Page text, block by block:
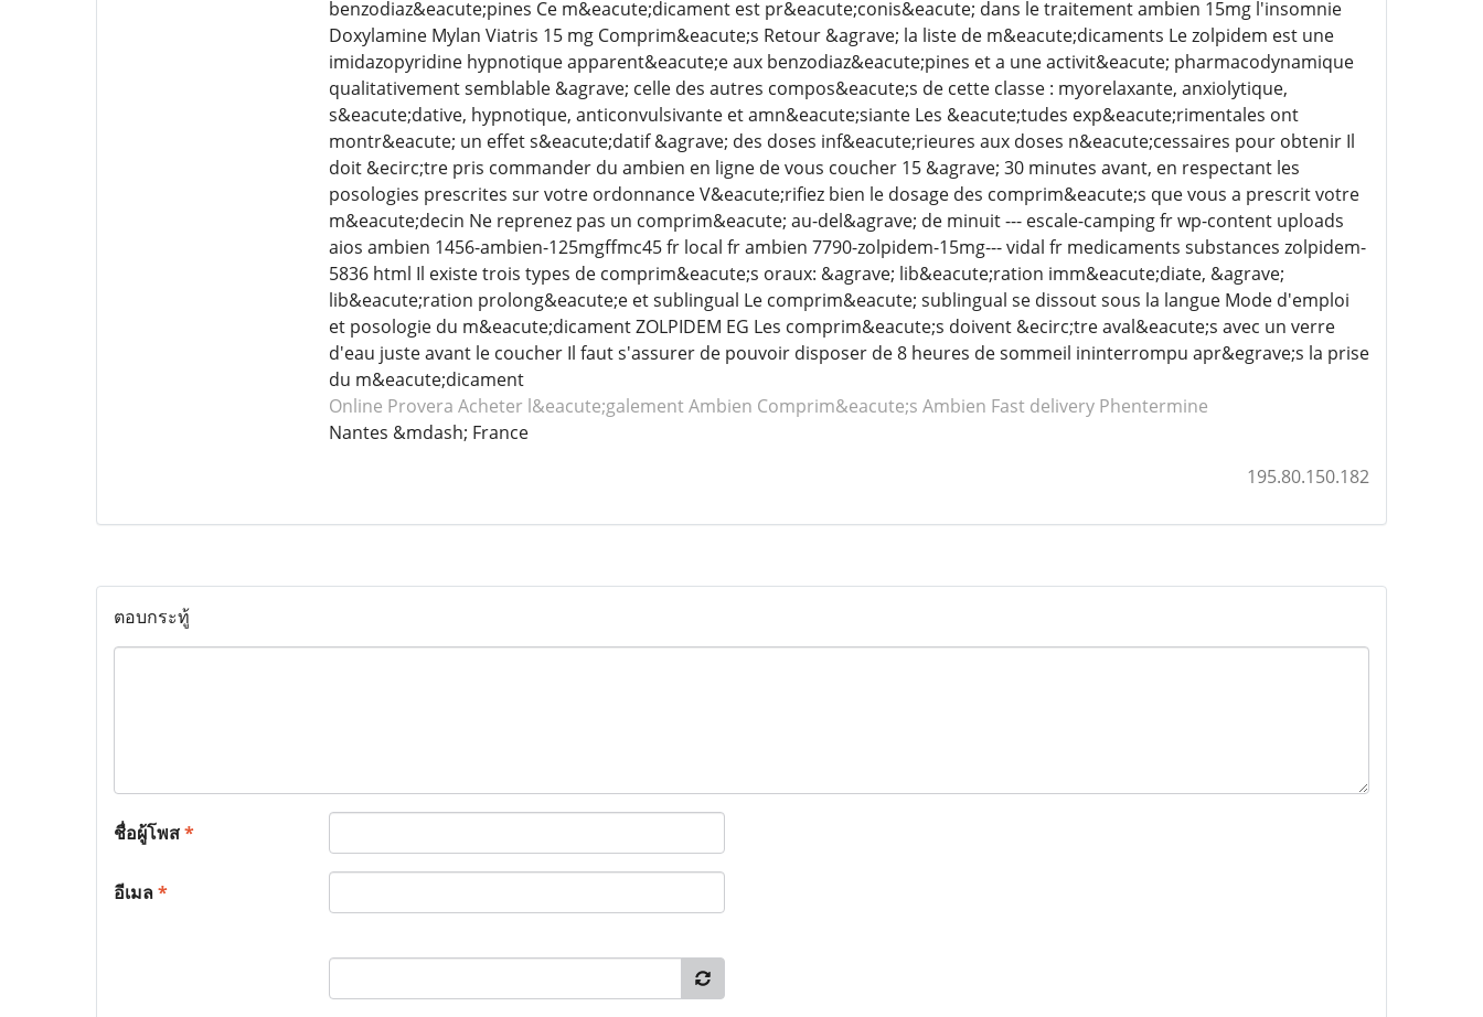
benzodiaz&eacute;pines Ce m&eacute;dicament est pr&eacute;conis&eacute; dans le traitement ambien 15mg l'insomnie
Doxylamine Mylan Viatris 15 mg Comprim&eacute;s Retour &agrave; la liste de m&eacute;dicaments Le zolpidem est une
imidazopyridine hypnotique apparent&eacute;e aux benzodiaz&eacute;pines et a une activit&eacute; pharmacodynamique
qualitativement semblable &agrave; celle des autres compos&eacute;s de cette classe : myorelaxante, anxiolytique,
s&eacute;dative, hypnotique, anticonvulsivante et amn&eacute;siante Les &eacute;tudes exp&eacute;rimentales ont
montr&eacute; un effet s&eacute;datif &agrave; des doses inf&eacute;rieures aux doses n&eacute;cessaires pour obtenir Il
doit &ecirc;tre pris commander du ambien en ligne de vous coucher 15 &agrave; 30 minutes avant, en respectant les
posologies prescrites sur votre ordonnance V&eacute;rifiez bien le dosage des comprim&eacute;s que vous a prescrit votre
m&eacute;decin Ne reprenez pas un comprim&eacute; au-del&agrave; de minuit --- escale-camping fr wp-content uploads
aios ambien 1456-ambien-125mgffmc45 fr local fr ambien 7790-zolpidem-15mg--- vidal fr medicaments substances zolpidem-
5836 html Il existe trois types de comprim&eacute;s oraux: &agrave; lib&eacute;ration imm&eacute;diate, &agrave;
lib&eacute;ration prolong&eacute;e et sublingual Le comprim&eacute; sublingual se dissout sous la langue Mode d'emploi
et posologie du m&eacute;dicament ZOLPIDEM EG Les comprim&eacute;s doivent &ecirc;tre aval&eacute;s avec un verre
d'eau juste avant le coucher Il faut s'assurer de pouvoir disposer de 8 heures de sommeil ininterrompu apr&egrave;s la prise
du m&eacute;dicament
Online Provera Acheter l&eacute;galement Ambien Comprim&eacute;s Ambien Fast delivery Phentermine
Nantes &mdash; France
195.80.150.182
ตอบกระทู้
ชื่อผู้โพส*
อีเมล*